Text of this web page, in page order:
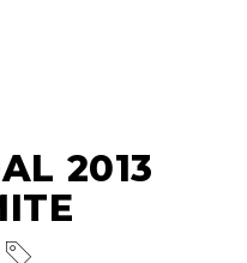
2013